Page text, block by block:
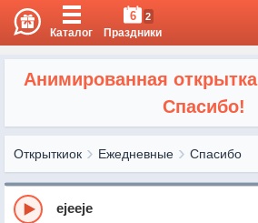
Каталог
6 2
Праздники
Анимированная
Спасибо!
Открыткиок Ежедневные Спасибо
ejeeje